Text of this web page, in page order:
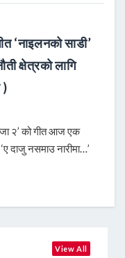
‘नाइलनको साडी’
क्षेत्रको लागि
)
२’ को गीत आज एक
दाजु नसमाउ नारीमा…’
View All